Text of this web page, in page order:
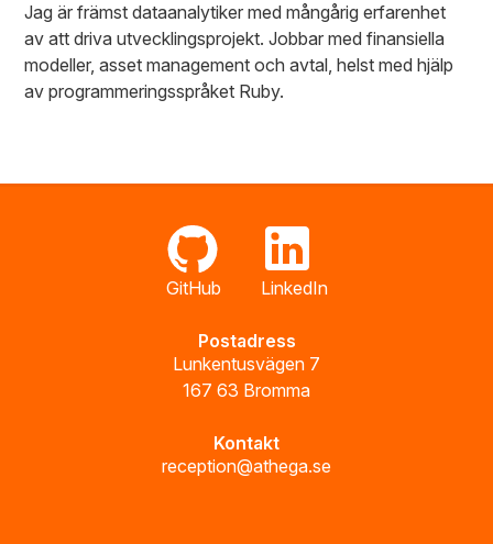
Jag är främst dataanalytiker med mångårig erfarenhet
av att driva utvecklingsprojekt. Jobbar med finansiella
modeller, asset management och avtal, helst med hjälp
av programmeringsspråket Ruby.
GitHub LinkedIn
Postadress
Lunkentusvägen 7
167 63 Bromma
Kontakt
reception@athega.se